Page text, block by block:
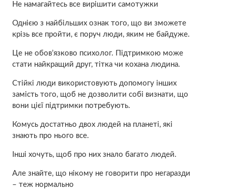
Не намагайтесь все вирішити самотужки
Однією з найбільших ознак того, що ви зможете
крізь все пройти, є поруч люди, яким не байдуже.
Це не обов’язково психолог. Підтримкою може
стати найкращий друг, тітка чи кохана людина.
Стійкі люди використовують допомогу інших
замість того, щоб не дозволити собі визнати, що
вони цієї підтримки потребують.
Комусь достатньо двох людей на планеті, які
знають про нього все.
Інші хочуть, щоб про них знало багато людей.
Але знайте, що нікому не говорити про негаразди
– теж нормально